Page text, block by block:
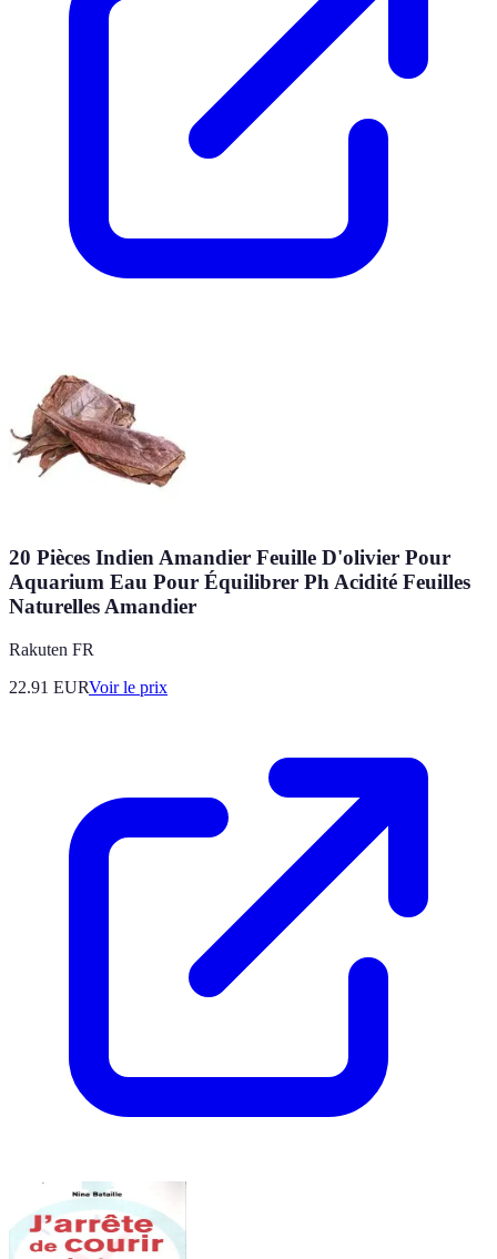
20 Pièces Indien Amandier Feuille D'olivier Pour
Aquarium Eau Pour Équilibrer Ph Acidité Feuilles
Naturelles Amandier
Rakuten FR
22.91 EURVoir le prix